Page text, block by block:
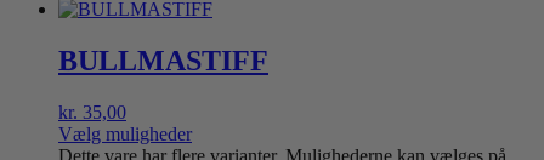
BULLMASTIFF
kr. 35,00
Vælg muligheder
Dette vare har flere varianter. Mulighederne kan vælges på